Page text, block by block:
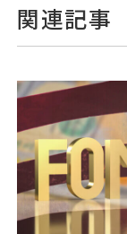
関連記事